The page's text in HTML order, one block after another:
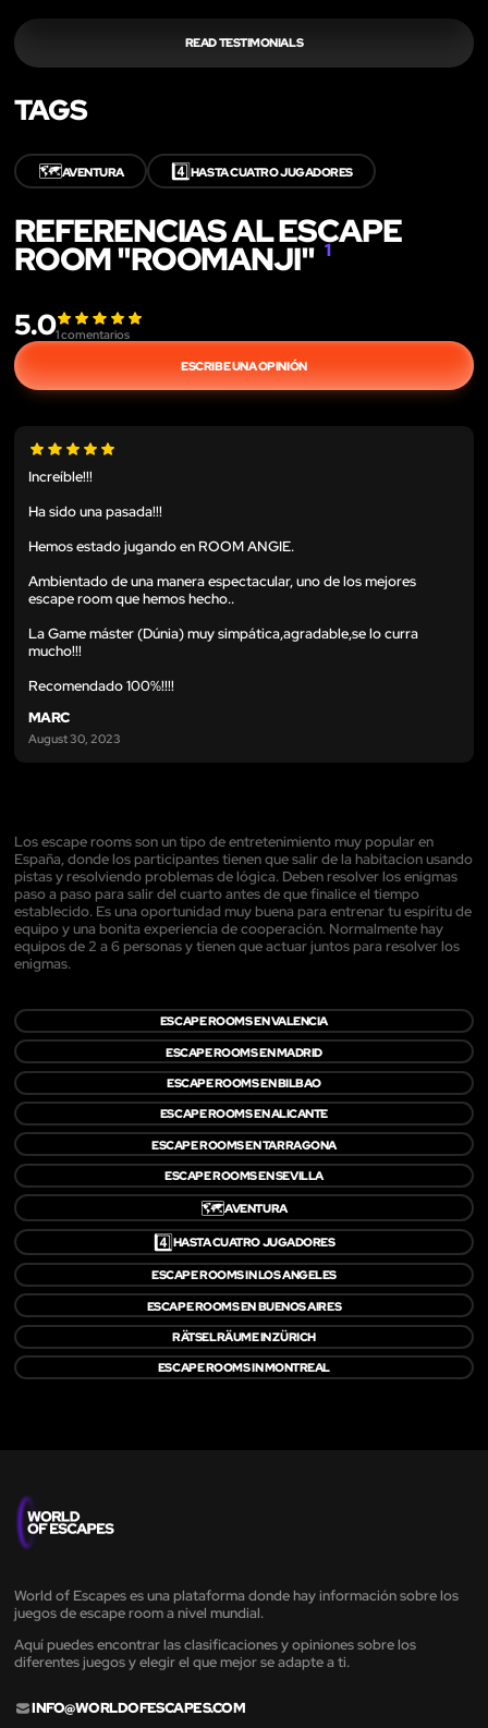
READ TESTIMONIALS
TAGS
🗺️AVENTURA 4️⃣HASTA CUATRO JUGADORES
REFERENCIAS AL ESCAPE
ROOM "ROOMANJI"1
5.01comentarios
ESCRIBE UNA OPINIÓN
Increíble!!!
Ha sido una pasada!!!
Hemos estado jugando en ROOM ANGIE.
Ambientado de una manera espectacular, uno de los mejores
escape room que hemos hecho..
La Game máster (Dúnia) muy simpática,agradable,se lo curra
mucho!!!
Recomendado 100%!!!!
MARC
August 30, 2023
Los escape rooms son un tipo de entretenimiento muy popular en
España, donde los participantes tienen que salir de la habitacion usando
pistas y resolviendo problemas de lógica. Deben resolver los enigmas
paso a paso para salir del cuarto antes de que finalice el tiempo
establecido. Es una oportunidad muy buena para entrenar tu espíritu de
equipo y una bonita experiencia de cooperación. Normalmente hay
equipos de 2 a 6 personas y tienen que actuar juntos para resolver los
enigmas.
ESCAPE ROOMS EN VALENCIA
ESCAPE ROOMS EN MADRID
ESCAPE ROOMS EN BILBAO
ESCAPE ROOMS EN ALICANTE
ESCAPE ROOMS EN TARRAGONA
ESCAPE ROOMS EN SEVILLA
🗺️AVENTURA
4️⃣HASTA CUATRO JUGADORES
ESCAPE ROOMS IN LOS ANGELES
ESCAPE ROOMS EN BUENOS AIRES
RÄTSELRÄUME IN ZÜRICH
ESCAPE ROOMS IN MONTREAL
World of Escapes es una plataforma donde hay información sobre los
juegos de escape room a nivel mundial.
Aquí puedes encontrar las clasificaciones y opiniones sobre los
diferentes juegos y elegir el que mejor se adapte a ti.
INFO@WORLDOFESCAPES.COM